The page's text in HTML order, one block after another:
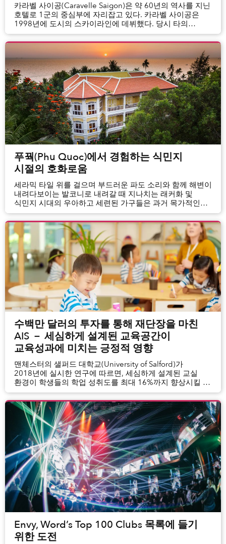
카라벨 사이공(Caravelle Saigon)은 약 60년의 역사를 지닌
호텔로 1군의 중심부에 자리잡고 있다. 카라벨 사이공은
1998년에 도시의 스카이라인에 데뷔했다. 당시 타의
추종을 불허하는 24층 높이의 건물이었다.
푸꿕(Phu Quoc)에서 경험하는 식민지
시절의 호화로움
세라믹 타일 위를 걸으며 부드러운 파도 소리와 함께 해변이
내려다보이는 발코니로 내려갈 때 지나치는 래커화 및
식민지 시대의 우아하고 세련된 가구들은 과거 목가적인
시대로 돌아간 듯한 느낌이 들게 만든다.
수백만 달러의 투자를 통해 재단장을 마친
AIS － 세심하게 설계된 교육공간이
교육성과에 미치는 긍정적 영향
맨체스터의 샐퍼드 대학교(University of Salford)가
2018년에 실시한 연구에 따르면, 세심하게 설계된 교실
환경이 학생들의 학업 성취도를 최대 16%까지 향상시킬 수
있다고 합니다. 교육관계자와 전문가 모두가 잘 설계한
물리적 공간이...
Envy, Word’s Top 100 Clubs 목록에 들기
위한 도전